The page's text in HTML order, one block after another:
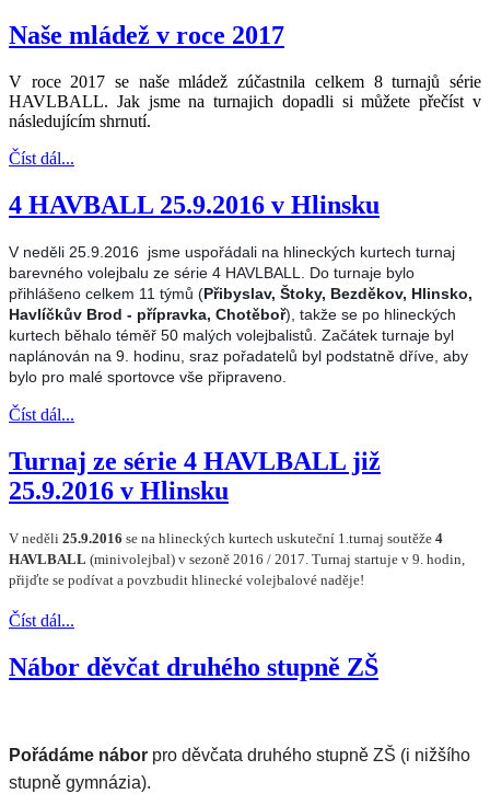
Naše mládež v roce 2017
V roce 2017 se naše mládež zúčastnila celkem 8 turnajů série
HAVLBALL. Jak jsme na turnajich dopadli si můžete přečíst v
následujícím shrnutí.
Číst dál...
4 HAVBALL 25.9.2016 v Hlinsku
V neděli 25.9.2016
jsme uspořádali na hlineckých kurtech turnaj
barevného volejbalu ze série 4 HAVLBALL. Do turnaje bylo
přihlášeno celkem 11 týmů (Přibyslav, Štoky, Bezděkov, Hlinsko,
Havlíčkův Brod - přípravka, Chotěboř), takže se po hlineckých
kurtech běhalo téměř 50 malých volejbalistů. Začátek turnaje byl
naplánován na 9. hodinu, sraz pořadatelů byl podstatně dříve, aby
bylo pro malé sportovce vše připraveno.
Číst dál...
Turnaj ze série 4 HAVLBALL již
25.9.2016 v Hlinsku
V neděli 25.9.2016 se na hlineckých kurtech uskuteční 1.turnaj soutěže 4
HAVLBALL (minivolejbal) v sezoně 2016 / 2017. Turnaj startuje v 9. hodin,
přijďte se podívat a povzbudit hlinecké volejbalové naděje!
Číst dál...
Nábor děvčat druhého stupně ZŠ
Pořádáme nábor pro děvčata druhého stupně ZŠ (i nižšího
stupně gymnázia).